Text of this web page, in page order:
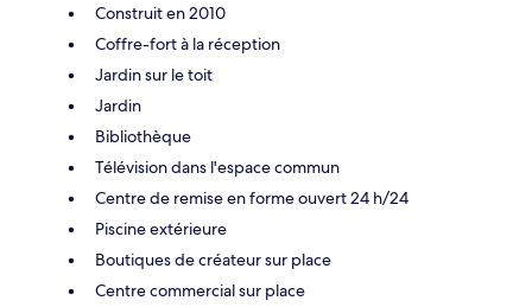
Construit en 2010
Coffre-fort à la réception
Jardin sur le toit
Jardin
Bibliothèque
Télévision dans l'espace commun
Centre de remise en forme ouvert 24 h/24
Piscine extérieure
Boutiques de créateur sur place
Centre commercial sur place